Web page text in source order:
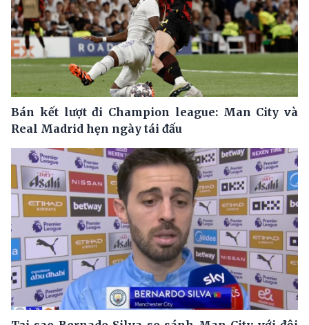
Bán kết lượt đi Champion league: Man City và
Real Madrid hẹn ngày tái đấu